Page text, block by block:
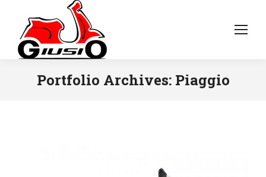
Portfolio Archives: Piaggio